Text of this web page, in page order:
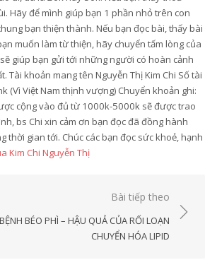
Hãy để mình giúp bạn 1 phần nhỏ trên con
bạn thiện thành. Nếu bạn đọc bài, thấy bài
muốn làm từ thiện, hãy chuyển tấm lòng của
giúp bạn gửi tới những người có hoàn cảnh
Tài khoản mang tên Nguyễn Thị Kim Chi Số tài
(Vì Việt Nam thịnh vượng) Chuyển khoản ghi:
cộng vào đủ từ 1000k-5000k sẽ được trao
bs Chi xin cảm ơn bạn đọc đã đồng hành
thời gian tới. Chúc các bạn đọc sức khoẻ, hạnh
Kim Chi Nguyễn Thị
Bài tiếp theo
BỆNH BÉO PHÌ – HẬU QUẢ CỦA RỐI LOẠN
CHUYỂN HÓA LIPID